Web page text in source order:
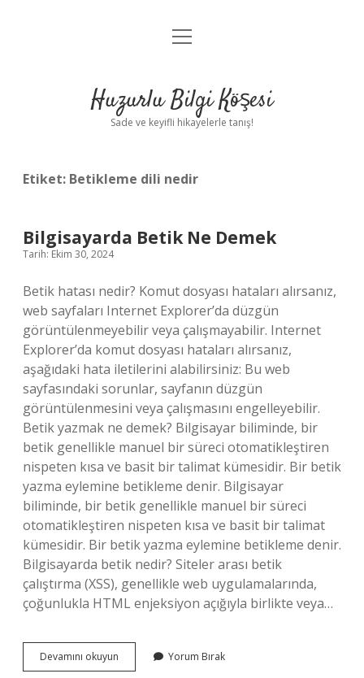
Anasayfa
Yasal Uyarı
menüyü
Huzurlu Bilgi Köşesi
Sade ve keyifli hikayelerle tanış!
Etiket: Betikleme dili nedir
Bilgisayarda Betik Ne Demek
Tarih: Ekim 30, 2024
Betik hatası nedir? Komut dosyası hataları alırsanız,
web sayfaları Internet Explorer’da düzgün
görüntülenmeyebilir veya çalışmayabilir. Internet
Explorer’da komut dosyası hataları alırsanız,
aşağıdaki hata iletilerini alabilirsiniz: Bu web
sayfasındaki sorunlar, sayfanın düzgün
görüntülenmesini veya çalışmasını engelleyebilir.
Betik yazmak ne demek? Bilgisayar biliminde, bir
betik genellikle manuel bir süreci otomatikleştiren
nispeten kısa ve basit bir talimat kümesidir. Bir betik
yazma eylemine betikleme denir. Bilgisayar
biliminde, bir betik genellikle manuel bir süreci
otomatikleştiren nispeten kısa ve basit bir talimat
kümesidir. Bir betik yazma eylemine betikleme denir.
Bilgisayarda betik nedir? Siteler arası betik
çalıştırma (XSS), genellikle web uygulamalarında,
çoğunlukla HTML enjeksiyon açığıyla birlikte veya…
Devamını okuyun Bilgisayarda
Betik
Yorum Bırak